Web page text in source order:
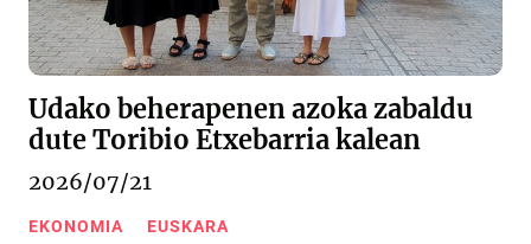
Udako beherapenen azoka zabaldu
dute Toribio Etxebarria kalean
2026/07/21
EKONOMIA EUSKARA